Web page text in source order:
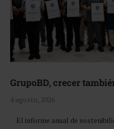
GrupoBD, crecer
4 agosto, 2026
El informe anual de